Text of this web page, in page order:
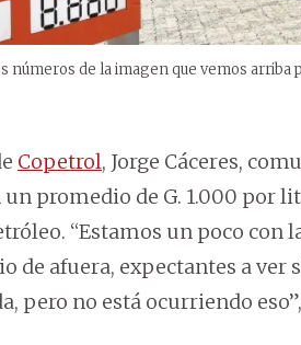
números de la imagen que vemos arriba
Copetrol, Jorge Cáceres,
promedio de G. 1.000 por
“Estamos un poco con
de afuera, expectantes a
pero no está ocurriendo